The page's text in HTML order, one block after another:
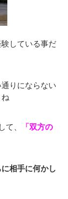
している事だ
りにならない
て、
「双方の
相手に何かし